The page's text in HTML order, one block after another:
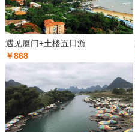
遇见厦门+土楼五日游
￥868